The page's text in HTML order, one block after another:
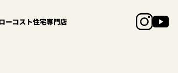
ーコスト住宅専門店